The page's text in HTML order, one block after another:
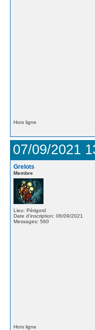
Hors ligne
07/09/2021
Grelots
Membre
Lieu: Périgord
Date d'inscription: 06/09/2021
Messages: 560
Hors ligne